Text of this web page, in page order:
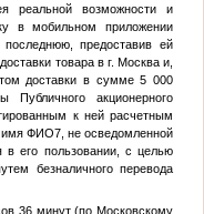
реальной возможности и
в мобильном приложении
последнюю, предоставив ей
товара в г. Москва и,
доставки в сумме 5 000
Публичного акционерного
к ней расчетным
имя ФИО7, не осведомленной
в его пользовании, с целью
безналичного перевода
36 минут (по Московскому